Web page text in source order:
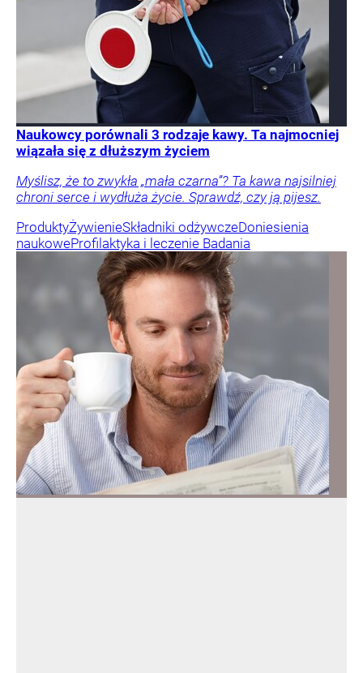
Naukowcy porównali 3 rodzaje kawy. Ta najmocniej
wiązała się z dłuższym życiem
Myślisz, że to zwykła „mała czarna”? Ta kawa najsilniej
chroni serce i wydłuża życie. Sprawdź, czy ją pijesz.
ProduktyŻywienieSkładniki odżywczeDoniesienia
naukoweProfilaktyka i leczenie Badania